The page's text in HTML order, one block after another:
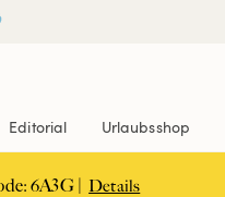
Editorial Urlaubsshop
6A3G | Details